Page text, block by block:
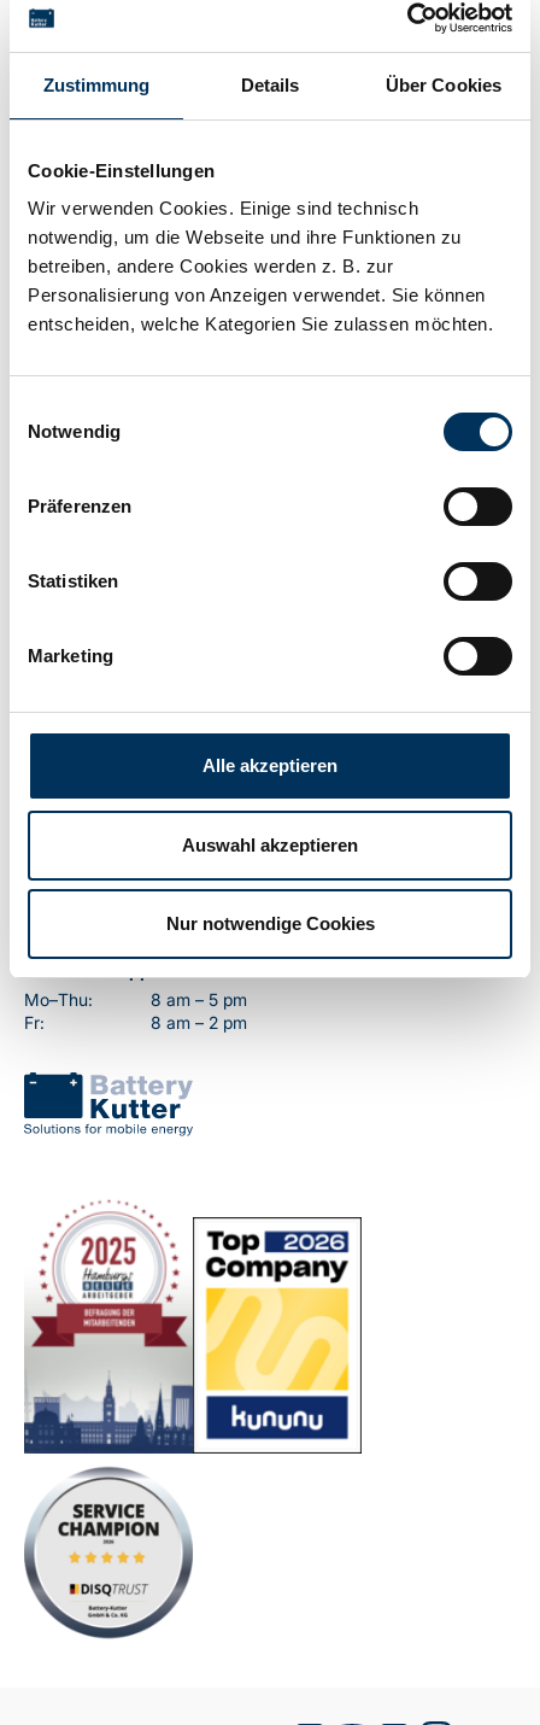
Zustimmung Details Über Cookies
Cookie-Einstellungen
Wir verwenden Cookies. Einige sind technisch
notwendig, um die Webseite und ihre Funktionen zu
betreiben, andere Cookies werden z. B. zur
Personalisierung von Anzeigen verwendet. Sie können
entscheiden, welche Kategorien Sie zulassen möchten.
Notwendig
Präferenzen
Statistiken
Marketing
Alle akzeptieren
Auswahl akzeptieren
Nur notwendige Cookies
Login for price
Description
Grease for terminal protection and acid protection,
colour: white; fragrance: neutral
Battery-Kutter GmbH & Co. KG
Robert-Koch-Straße 19a
F+49 40 401 161-79
Mo–Thu:
8 am – 5 pm
Fr:
8 am – 2 pm